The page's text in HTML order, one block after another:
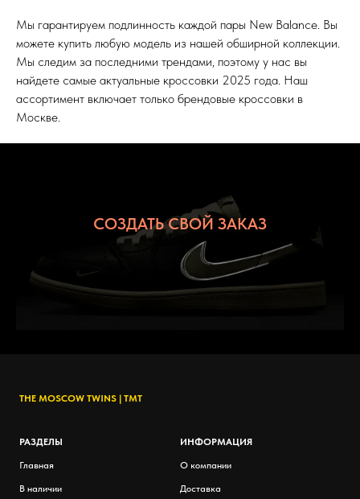
Мы гарантируем подлинность каждой пары New Balance. Вы
можете купить любую модель из нашей обширной коллекции.
Мы следим за последними трендами, поэтому у нас вы
найдете самые актуальные кроссовки 2025 года. Наш
ассортимент включает только брендовые кроссовки в
Москве.
СОЗДАТЬ СВОЙ ЗАКАЗ
THE MOSCOW TWINS | TMT
РАЗДЕЛЫ
Главная
В наличии
ИНФОРМАЦИЯ
О компании
Доставка